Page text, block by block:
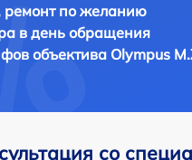
ремонт по желанию
в день обращения
объектива Olympus
со